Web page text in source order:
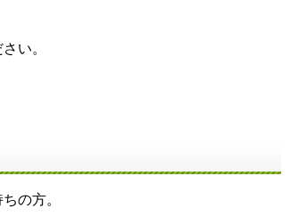
い。
の方。